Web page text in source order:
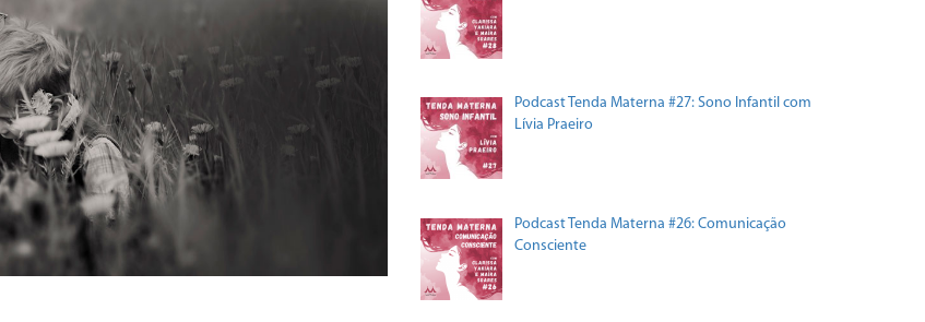
Podcast Tenda Materna #27: Sono Infantil com
Lívia Praeiro
Podcast Tenda Materna #26: Comunicação
Consciente